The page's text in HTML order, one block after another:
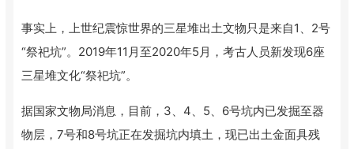
事实上，上世纪震惊世界的三星堆出土文物只是来自1、2号
“祭祀坑”。2019年11月至2020年5月，考古人员新发现6座
三星堆文化“祭祀坑”。
据国家文物局消息，目前，3、4、5、6号坑内已发掘至器
物层，7号和8号坑正在发掘坑内填土，现已出土金面具残